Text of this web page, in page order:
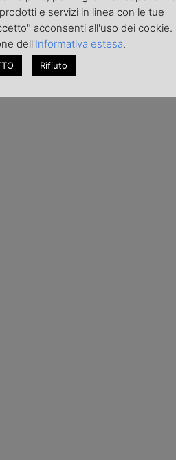
e servizi in linea con le tue
acconsenti all'uso dei cookie.
dell'Informativa estesa.
Rifiuto